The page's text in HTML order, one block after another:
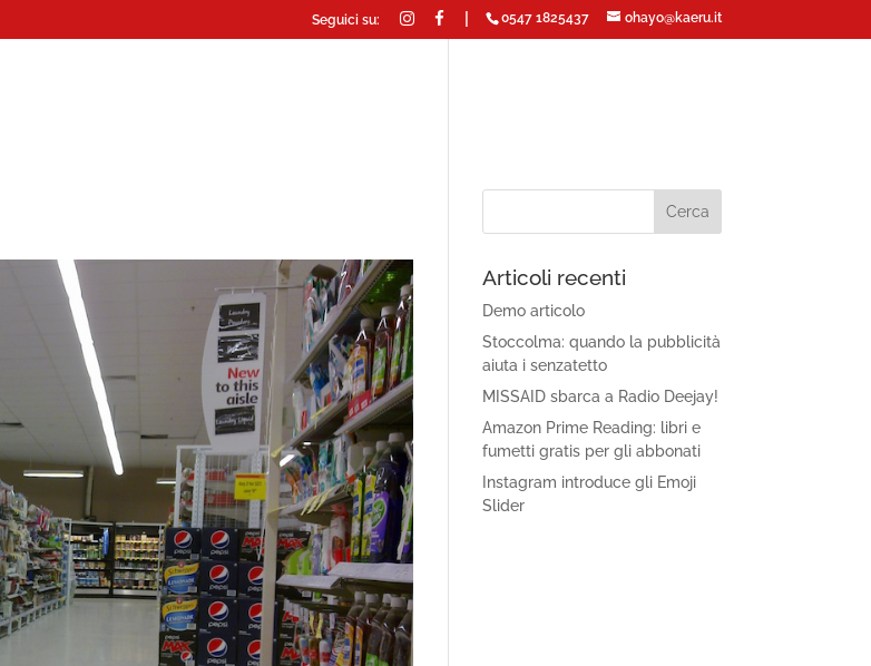
0547 1825437 ohayo@kaeru.it
Seguici su:
Articoli recenti
Demo articolo
Stoccolma: quando la pubblicità
aiuta i senzatetto
MISSAID sbarca a Radio Deejay!
Amazon Prime Reading: libri e
fumetti gratis per gli abbonati
Instagram introduce gli Emoji
Slider